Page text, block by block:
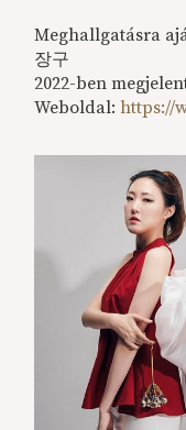
Meghallgatásra
장구
2022-ben
Weboldal:https://